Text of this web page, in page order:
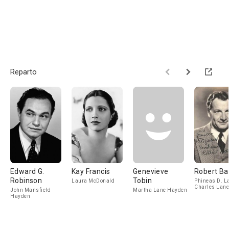
Reparto
Edward G.
Robinson
John Mansfield
Hayden
Kay Francis
Laura McDonald
Genevieve
Tobin
Martha Lane Hayden
Robert
Phineas D.
Charles Lane